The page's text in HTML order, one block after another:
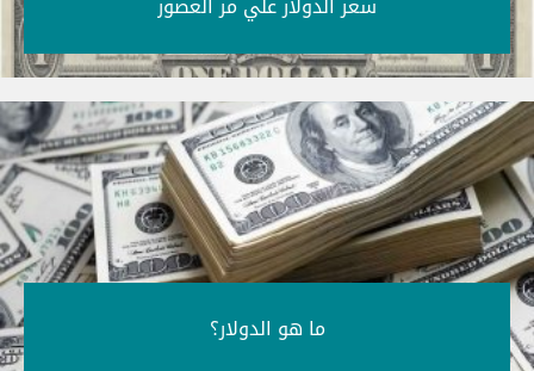
ما هو الدولار؟‎